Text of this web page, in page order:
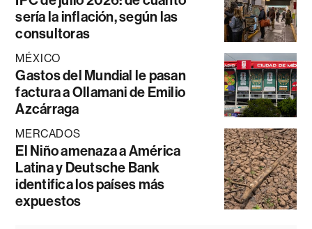
sería la inflación, según las
consultoras
MÉXICO
Gastos del Mundial le pasan
factura a Ollamani de Emilio
Azcárraga
MERCADOS
El Niño amenaza a América
Latina y Deutsche Bank
identifica los países más
expuestos